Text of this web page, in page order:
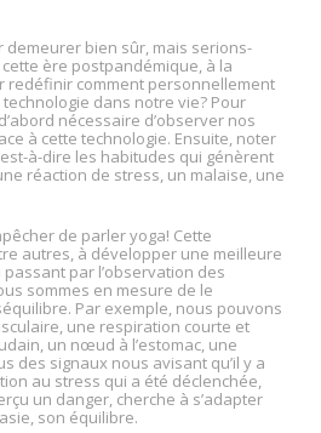
demeurer bien sûr, mais serions-
ère postpandémique, à la
redéfinir comment personnellement
dans notre vie? Pour
nécessaire d’observer nos
à cette technologie. Ensuite, noter
à-dire les habitudes qui génèrent
réaction de stress, un malaise, une
de parler yoga! Cette
autres, à développer une meilleure
par l’observation des
sommes en mesure de le
Par exemple, nous pouvons
une respiration courte et
un nœud à l’estomac, une
des signaux nous avisant qu’il y a
au stress qui a été déclenchée,
un danger, cherche à s’adapter
son équilibre.